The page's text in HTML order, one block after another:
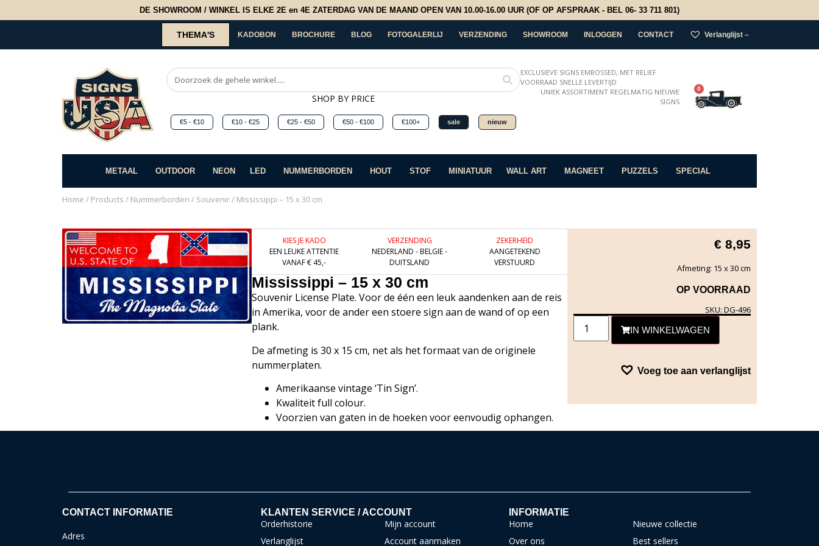
DE SHOWROOM / WINKEL IS ELKE 2E en 4E ZATERDAG VAN DE MAAND OPEN VAN 10.00-16.00 UUR (OF OP AFSPRAAK - BEL 06- 33 711 801)
THEMA'S KADOBON BROCHURE BLOG FOTOGALERLIJ VERZENDING SHOWROOM INLOGGEN CONTACT Verlanglijst –
SHOP BY PRICE
€5 - €10 €10 - €25 €25 - €50 €50 - €100 €100+ sale nieuw
EXCLUSIEVE SIGNS EMBOSSED, MET RELIEF
VOORRAAD SNELLE LEVERTIJD
UNIEK ASSORTIMENT REGELMATIG NIEUWE
SIGNS
0
METAAL OUTDOOR NEON LED NUMMERBORDEN HOUT STOF MINIATUUR WALL ART MAGNEET PUZZELS SPECIAL
Home / Products / Nummerborden / Souvenir/ Mississippi – 15 x 30 cm
KIES JE KADO
EEN LEUKE ATTENTIE
VANAF € 45,-
VERZENDING
NEDERLAND - BELGIE -
DUITSLAND
ZEKERHEID
AANGETEKEND
VERSTUURD
Mississippi – 15 x 30 cm
Souvenir License Plate. Voor de één een leuk aandenken aan de reis
in Amerika, voor de ander een stoere sign aan de wand of op een
plank.
De afmeting is 30 x 15 cm, net als het formaat van de originele
nummerplaten.
Amerikaanse vintage ‘Tin Sign’.
Kwaliteit full colour.
Voorzien van gaten in de hoeken voor eenvoudig ophangen.
€ 8,95
Afmeting: 15 x 30 cm
OP VOORRAAD
SKU: DG-496
IN WINKELWAGEN
Voeg toe aan verlanglijst
CONTACT INFORMATIE
Adres
KLANTEN SERVICE / ACCOUNT
Orderhistorie
Verlanglijst
Mijn account
Account aanmaken
INFORMATIE
Home
Over ons
Nieuwe collectie
Best sellers